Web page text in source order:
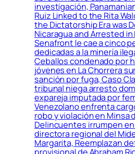
investigación,
Ruiz Linked to the Rita
the Dictatorship Era was
Nicaragua and Arrested in
Senafront le cae a cinco
dedicadas a la minería
Ceballos condenado por
jóvenes en La Chorrera
sanción por fuga, Caso
tribunal niega arresto
expareja imputada por
Venezolano enfrenta
robo y violación en Minsa
Delincuentes irrumpen
directora regional del
Margarita, Reemplazan